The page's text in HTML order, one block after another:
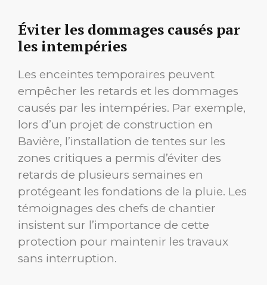
Éviter les dommages causés par
les intempéries
Les enceintes temporaires peuvent
empêcher les retards et les dommages
causés par les intempéries. Par exemple,
lors d’un projet de construction en
Bavière, l’installation de tentes sur les
zones critiques a permis d’éviter des
retards de plusieurs semaines en
protégeant les fondations de la pluie. Les
témoignages des chefs de chantier
insistent sur l’importance de cette
protection pour maintenir les travaux
sans interruption.